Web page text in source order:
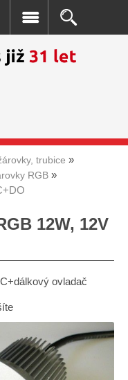
trubice
RGB
12W, 12V
ovladač